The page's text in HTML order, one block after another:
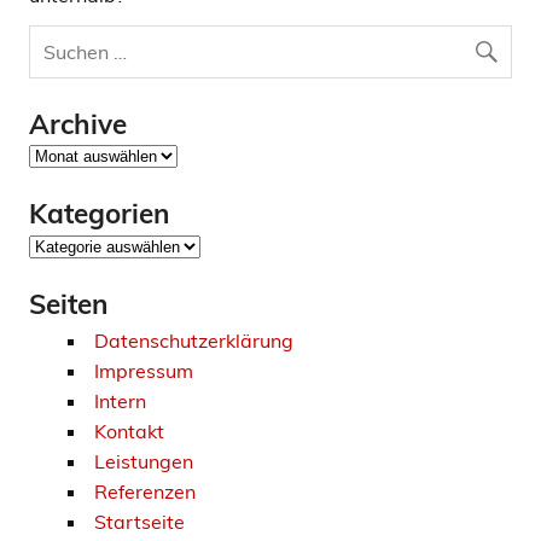
Archive
Archive
Kategorien
Kategorien
Seiten
Datenschutzerklärung
Impressum
Intern
Kontakt
Leistungen
Referenzen
Startseite